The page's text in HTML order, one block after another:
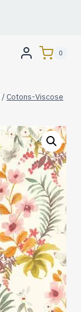
0
/Cotons-Viscose